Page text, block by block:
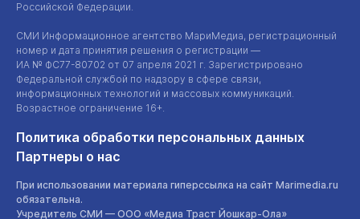
Российской Федерации.
СМИ Информационное агентство МариМедиа, регистрационный
номер и дата принятия решения о регистрации —
ИА № ФС77-80702 от 07 апреля 2021 г. Зарегистрировано
Федеральной службой по надзору в сфере связи,
информационных технологий и массовых коммуникаций.
Возрастное ограничение 16+.
Политика обработки персональных данных
Партнеры о нас
При использовании материала гиперссылка на сайт Marimedia.ru
обязательна.
Учредитель СМИ — ООО «Медиа Траст Йошкар-Ола»